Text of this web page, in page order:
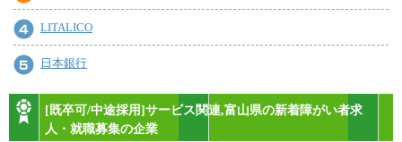
LITALICO
日本銀行
[既卒可/中途採用]サービス関連,富山県の新着障がい者求
人・就職募集の企業